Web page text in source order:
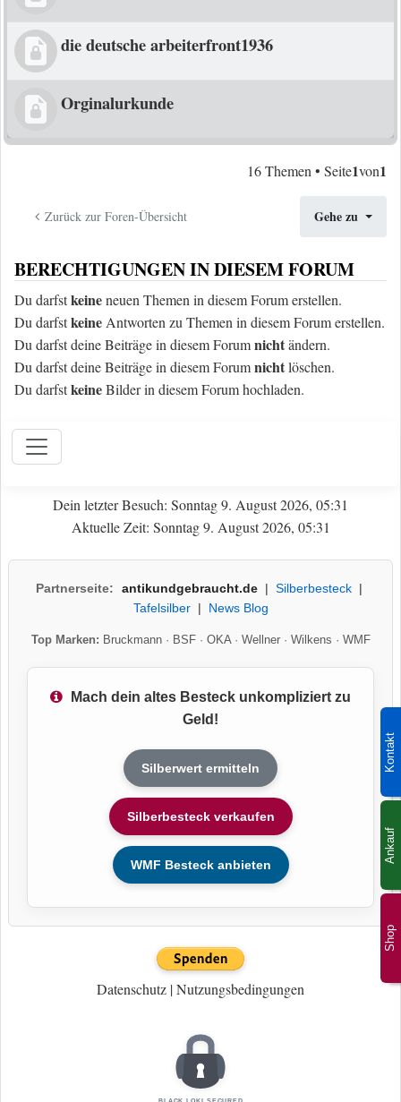
Shop
Kontakt
Ankauf
die deutsche arbeiterfront1936
Orginalurkunde
16 Themen • Seite1von1
Zurück zur Foren-Übersicht Gehe zu
BERECHTIGUNGEN IN DIESEM FORUM
Du darfstkeineneuen Themen in diesem Forum erstellen.
Du darfstkeineAntworten zu Themen in diesem Forum erstellen.
Du darfst deine Beiträge in diesem Forumnichtändern.
Du darfst deine Beiträge in diesem Forumnichtlöschen.
Du darfstkeineBilder in diesem Forum hochladen.
Dein letzter Besuch: Sonntag 9. August 2026, 05:31
Aktuelle Zeit: Sonntag 9. August 2026, 05:31
Partnerseite: antikundgebraucht.de| Silberbesteck|
Tafelsilber| News Blog
Top Marken: Bruckmann· BSF· OKA· Wellner· Wilkens · WMF
Mach dein altes Besteck unkompliziert zu
Geld!
Silberwert ermitteln
Silberbesteck verkaufen
WMF Besteck anbieten
Datenschutz |Nutzungsbedingungen